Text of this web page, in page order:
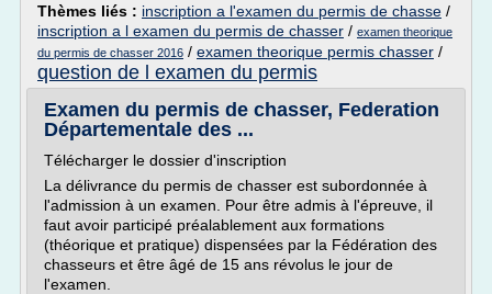
Thèmes liés : inscription a l'examen du permis de chasse /
inscription a l examen du permis de chasser / examen theorique
du permis de chasser 2016 / examen theorique permis chasser /
question de l examen du permis
Examen du permis de chasser, Federation
Départementale des ...
Télécharger le dossier d'inscription
La délivrance du permis de chasser est subordonnée à
l'admission à un examen. Pour être admis à l'épreuve, il
faut avoir participé préalablement aux formations
(théorique et pratique) dispensées par la Fédération des
chasseurs et être âgé de 15 ans révolus le jour de
l'examen.